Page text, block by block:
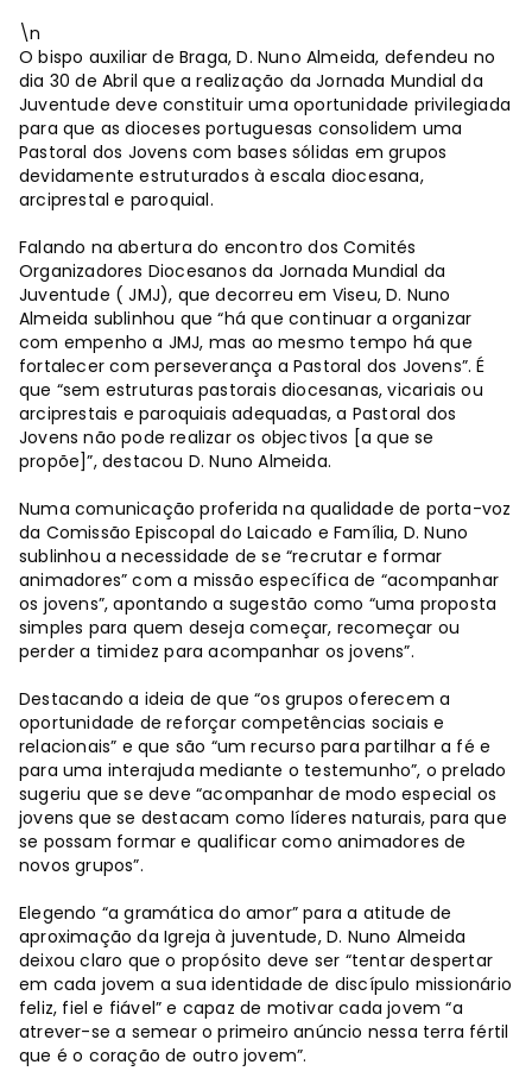
\n
O bispo auxiliar de Braga, D. Nuno Almeida, defendeu no
dia 30 de Abril que a realização da Jornada Mundial da
Juventude deve constituir uma oportunidade privilegiada
para que as dioceses portuguesas consolidem uma
Pastoral dos Jovens com bases sólidas em grupos
devidamente estruturados à escala diocesana,
arciprestal e paroquial.
Falando na abertura do encontro dos Comités
Organizadores Diocesanos da Jornada Mundial da
Juventude ( JMJ), que decorreu em Viseu, D. Nuno
Almeida sublinhou que “há que continuar a organizar
com empenho a JMJ, mas ao mesmo tempo há que
fortalecer com perseverança a Pastoral dos Jovens”. É
que “sem estruturas pastorais diocesanas, vicariais ou
arciprestais e paroquiais adequadas, a Pastoral dos
Jovens não pode realizar os objectivos [a que se
propõe]”, destacou D. Nuno Almeida.
Numa comunicação proferida na qualidade de porta-voz
da Comissão Episcopal do Laicado e Família, D. Nuno
sublinhou a necessidade de se “recrutar e formar
animadores” com a missão específica de “acompanhar
os jovens”, apontando a sugestão como “uma proposta
simples para quem deseja começar, recomeçar ou
perder a timidez para acompanhar os jovens”.
Destacando a ideia de que “os grupos oferecem a
oportunidade de reforçar competências sociais e
relacionais” e que são “um recurso para partilhar a fé e
para uma interajuda mediante o testemunho”, o prelado
sugeriu que se deve “acompanhar de modo especial os
jovens que se destacam como líderes naturais, para que
se possam formar e qualificar como animadores de
novos grupos”.
Elegendo “a gramática do amor” para a atitude de
aproximação da Igreja à juventude, D. Nuno Almeida
deixou claro que o propósito deve ser “tentar despertar
em cada jovem a sua identidade de discípulo missionário
feliz, fiel e fiável” e capaz de motivar cada jovem “a
atrever-se a semear o primeiro anúncio nessa terra fértil
que é o coração de outro jovem”.